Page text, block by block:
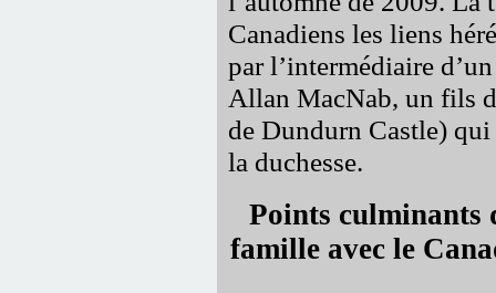
Canadiens les liens
par l’intermédiaire
Allan MacNab, un fils
de Dundurn Castle)
la duchesse.
Points culminants
famille avec le